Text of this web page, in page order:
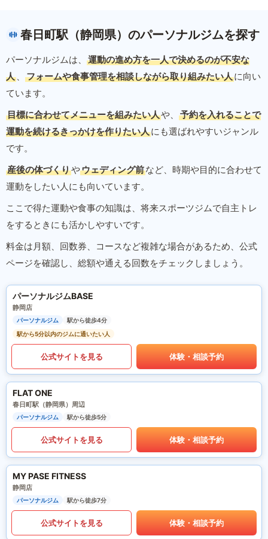
春日町駅（静岡県）のパーソナルジムを探す
パーソナルジムは、
運動の進め方を一人で決めるのが不安な
人 、 フォームや食事管理を相談しながら取り組みたい人に向い
ています。
目標に合わせてメニューを組みたい人や、
予約を入れることで
運動を続けるきっかけを作りたい人にも選ばれやすいジャンル
です。
産後の体づくりやウェディング前など、時期や目的に合わせて
運動をしたい人にも向いています。
ここで得た運動や食事の知識は、将来スポーツジムで自主トレ
をするときにも活かしやすいです。
料金は月額、回数券、コースなど複雑な場合があるため、公式
ページを確認し、総額や通える回数をチェックしましょう。
パーソナルジムBASE
静岡店
パーソナルジム
駅から徒歩4分
駅から5分以内のジムに通いたい人
公式サイトを見る 体験・相談予約
FLAT ONE
春日町駅（静岡県）周辺
パーソナルジム 駅から徒歩5分
公式サイトを見る 体験・相談予約
MY PASE FITNESS
静岡店
パーソナルジム 駅から徒歩7分
公式サイトを見る 体験・相談予約